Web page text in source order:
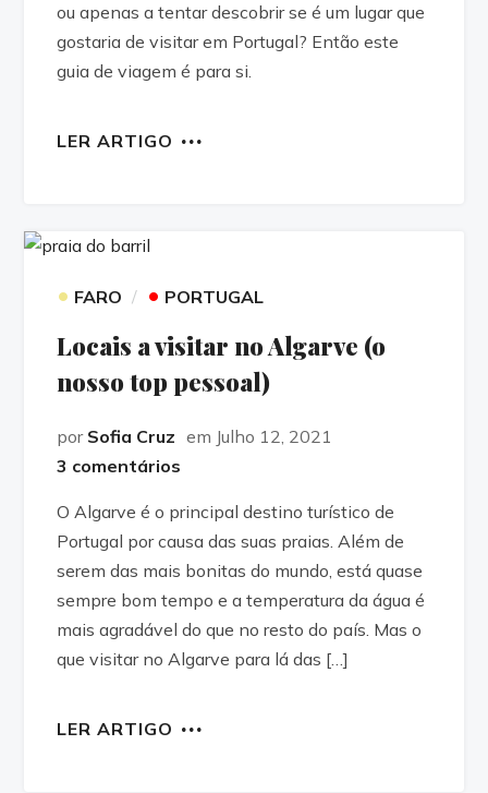
ou apenas a tentar descobrir se é um lugar que
gostaria de visitar em Portugal? Então este
guia de viagem é para si.
LER ARTIGO
• FARO • PORTUGAL
Locais a visitar no Algarve (o
nosso top pessoal)
por Sofia Cruz em Julho 12, 2021
3 comentários
O Algarve é o principal destino turístico de
Portugal por causa das suas praias. Além de
serem das mais bonitas do mundo, está quase
sempre bom tempo e a temperatura da água é
mais agradável do que no resto do país. Mas o
que visitar no Algarve para lá das […]
LER ARTIGO